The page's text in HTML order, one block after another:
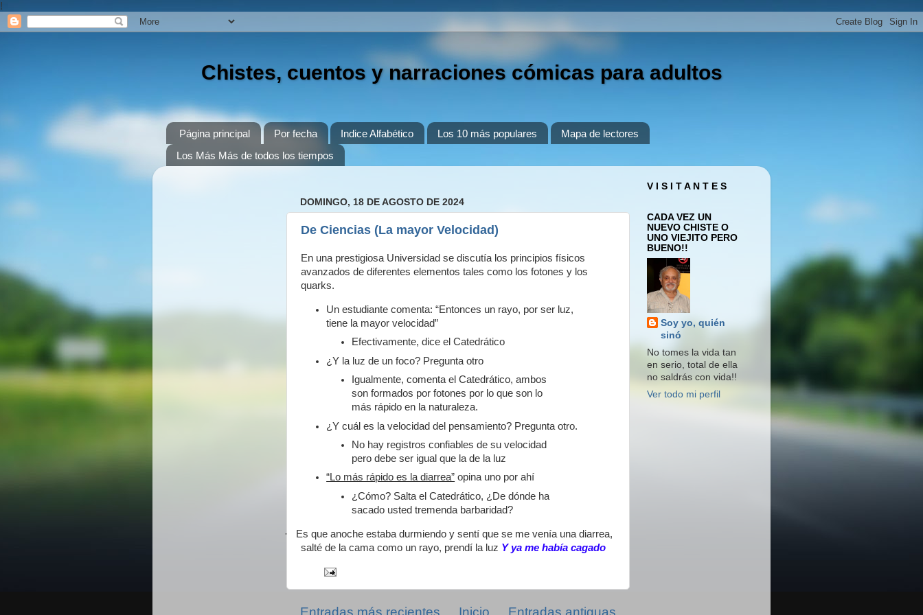
!
Chistes, cuentos y narraciones cómicas para adultos
Página principal Por fecha Indice Alfabético Los 10 más populares
Mapa de lectores
Los Más Más de todos los tiempos
DOMINGO, 18 DE AGOSTO DE 2024
De Ciencias (La mayor Velocidad)
En una prestigiosa Universidad se discutía los principios físicos
avanzados de diferentes elementos tales como los fotones y los
quarks.
Un estudiante comenta: “Entonces un rayo, por ser luz,
tiene la mayor velocidad”
Efectivamente, dice el Catedrático
¿Y la luz de un foco? Pregunta otro
Igualmente, comenta el Catedrático, ambos
son formados por fotones por lo que son lo
más rápido en la naturaleza.
¿Y cuál es la velocidad del pensamiento? Pregunta otro.
No hay registros confiables de su velocidad
pero debe ser igual que la de la luz
“Lo más rápido es la diarrea” opina uno por ahí
¿Cómo? Salta el Catedrático, ¿De dónde ha
sacado usted tremenda barbaridad?
·
Es que anoche estaba durmiendo y sentí que se me venía una diarrea,
salté de la cama como un rayo, prendí la luz Y ya me había cagado
V I S I T A N T E S
CADA VEZ UN
NUEVO CHISTE O
UNO VIEJITO PERO
BUENO!!
Soy yo, quién
sinó
No tomes la vida tan
en serio, total de ella
no saldrás con vida!!
Ver todo mi perfil